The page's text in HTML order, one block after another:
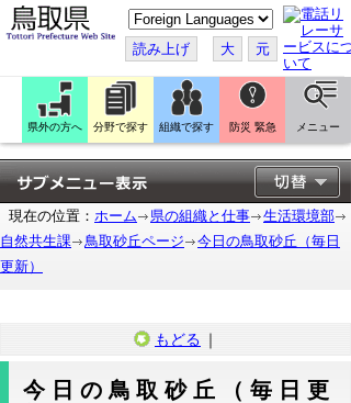
こ
の
ペ
ー
ジ
翻
訳
す
る
読み上げ 大 元
県外の方へ 分野で探す 組織で探す 防災 緊急 メニュー
現在の位置： ホーム 県の組織と仕事
生活環境部
自然共生課
鳥取砂丘ページ
今日の鳥取砂丘（毎日
更新）
もどる ｜
今日の鳥取砂丘（毎日更